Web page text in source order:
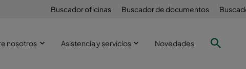
Buscador oficinas Buscador de documentos
nosotros Asistencia y servicios Novedades